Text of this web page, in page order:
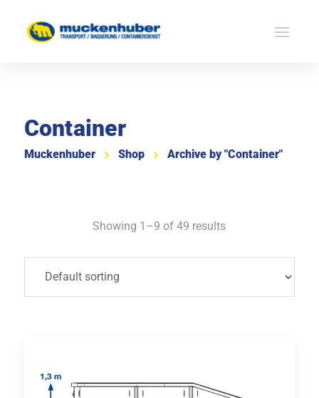
Container
Muckenhuber Shop Archive by "Container"
Showing 1–9 of 49 results